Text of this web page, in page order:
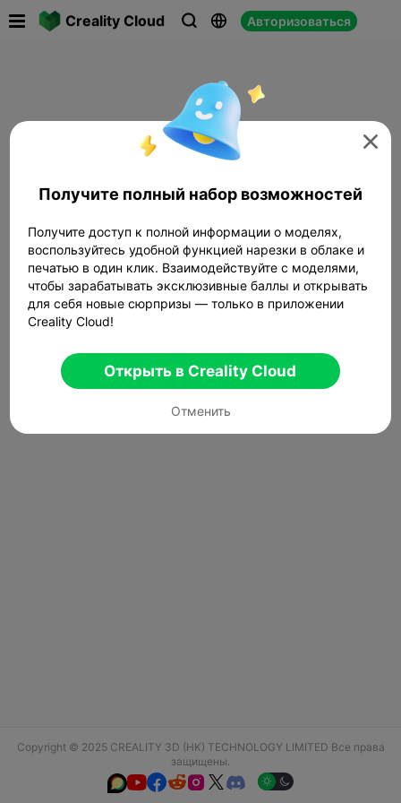
Creality Cloud   Авторизоваться
Copyright © 2025 CREALITY 3D (HK) TECHNOLOGY LIMITED Все права
защищены.
  

Получите полный набор возможностей
Получите доступ к полной информации о моделях,
воспользуйтесь удобной функцией нарезки в облаке и
печатью в один клик. Взаимодействуйте с моделями,
чтобы зарабатывать эксклюзивные баллы и открывать
для себя новые сюрпризы — только в приложении
Creality Cloud!
Открыть в Creality Cloud
Отменить